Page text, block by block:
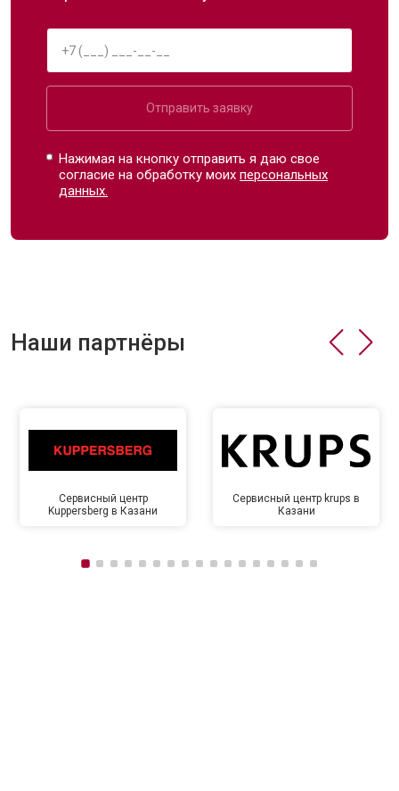
Отправить заявку
Нажимая на кнопку отправить я даю свое
согласие на обработку моихперсональных
данных.
Наши партнёры
Сервисный центр
Kuppersberg в Казани
Сервисный центр krups в
Казани